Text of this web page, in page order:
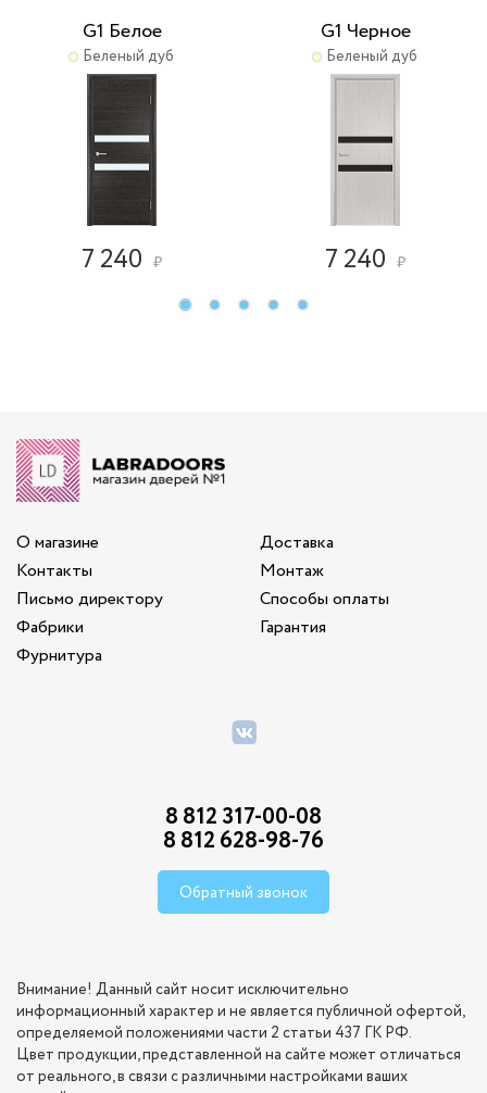
G1 Белое
Беленый дуб
7 240 ₽
G1 Черное
Беленый дуб
7 240 ₽
О магазине
Контакты
Письмо директору
Фабрики
Фурнитура
Доставка
Монтаж
Способы оплаты
Гарантия
8 812 317-00-08
8 812 628-98-76
Обратный звонок
Внимание! Данный сайт носит исключительно
информационный характер и не является публичной офертой,
определяемой положениями части 2 статьи 437 ГК РФ.
Цвет продукции, представленной на сайте может отличаться
от реального, в связи с различными настройками ваших